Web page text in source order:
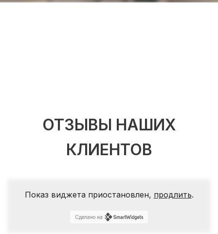
ОТЗЫВЫ НАШИХ
КЛИЕНТОВ
Показ виджета приостановлен, продлить.
Сделано на